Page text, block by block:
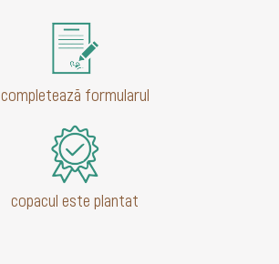
completează formularul
copacul este plantat